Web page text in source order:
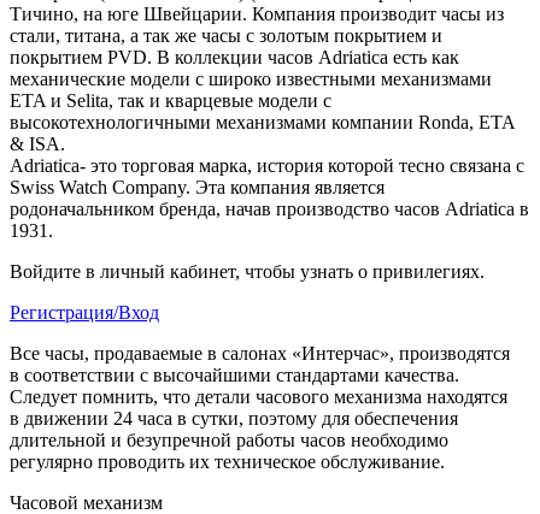
Тичино, на юге Швейцарии. Компания производит часы из
стали, титана, а так же часы с золотым покрытием и
покрытием PVD. В коллекции часов Adriatica есть как
механические модели с широко известными механизмами
ETA и Selita, так и кварцевые модели с
высокотехнологичными механизмами компании Ronda, ETA
& ISA.
Adriatica- это торговая марка, история которой тесно связана с
Swiss Watch Company. Эта компания является
родоначальником бренда, начав производство часов Adriatica в
1931.
Войдите в личный кабинет, чтобы узнать о привилегиях.
Регистрация/Вход
Все часы, продаваемые в салонах «Интерчас», производятся
в соответствии с высочайшими стандартами качества.
Следует помнить, что детали часового механизма находятся
в движении 24 часа в сутки, поэтому для обеспечения
длительной и безупречной работы часов необходимо
регулярно проводить их техническое обслуживание.
Часовой механизм